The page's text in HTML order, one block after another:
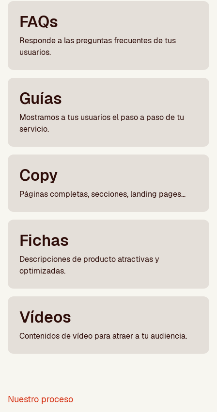
FAQs
Responde a las preguntas frecuentes de tus
usuarios.
Guías
Mostramos a tus usuarios el paso a paso de tu
servicio.
Copy
Páginas completas, secciones, landing pages…
Fichas
Descripciones de producto atractivas y
optimizadas.
Vídeos
Contenidos de vídeo para atraer a tu audiencia.
Nuestro proceso